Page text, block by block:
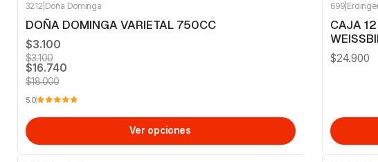
-7%
3212 Doña Dominga
DOÑA DOMINGA VARIETAL 750CC
$3.100
$3.100
$16.740
$18.000
5.0
Ver opciones
699|
CAJA
$24.900